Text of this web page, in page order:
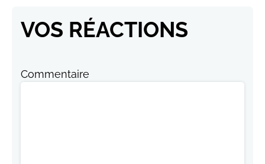
VOS RÉACTIONS
Commentaire